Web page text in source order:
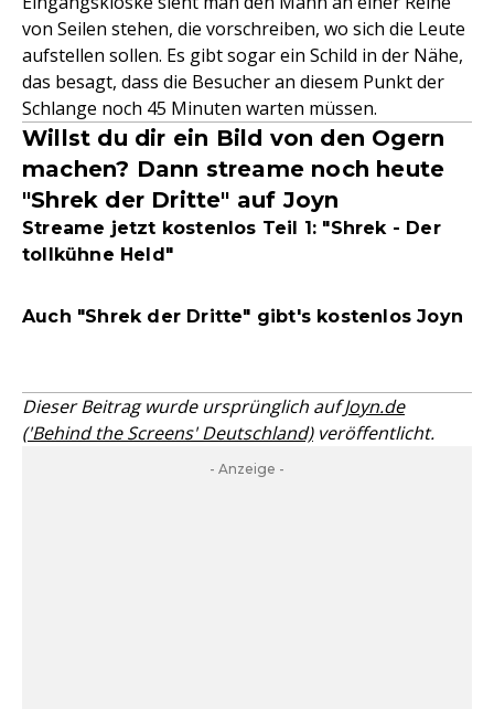
von Seilen stehen, die vorschreiben, wo sich die Leute
aufstellen sollen. Es gibt sogar ein Schild in der Nähe,
das besagt, dass die Besucher an diesem Punkt der
Schlange noch 45 Minuten warten müssen.
Willst du dir ein Bild von den Ogern
machen? Dann streame noch heute
"Shrek der Dritte" auf Joyn
Streame jetzt kostenlos Teil 1: "Shrek - Der
tollkühne Held"
Auch "Shrek der Dritte" gibt's kostenlosJoyn
Dieser Beitrag wurde ursprünglich aufJoyn.de
('Behind the Screens' Deutschland)veröffentlicht.
- Anzeige -